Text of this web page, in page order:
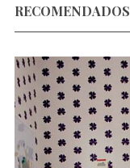
RECOMENDADOS